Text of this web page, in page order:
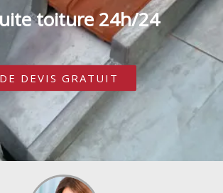
toiture 24h/24
DEVIS GRATUIT